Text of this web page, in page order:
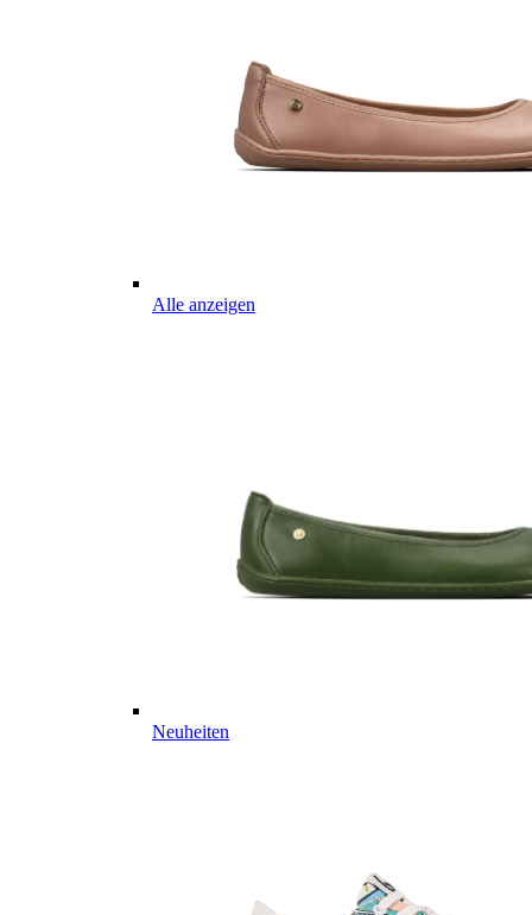
Alle anzeigen
Neuheiten